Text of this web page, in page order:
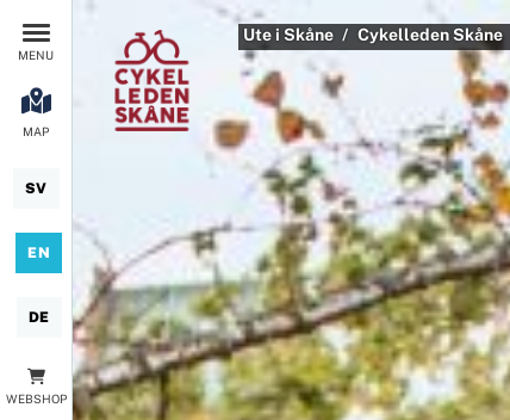
MENU
MAP
SV
EN
DE
WEBSHOP
Ute i Skåne Cykelleden Skåne